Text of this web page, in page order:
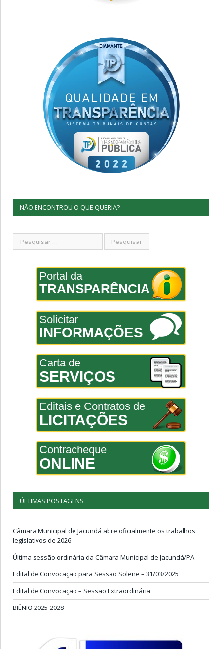
NÃO ENCONTROU O QUE QUERIA?
Portal da
TRANSPARÊNCIA
Solicitar
INFORMAÇÕES
Carta de
SERVIÇOS
Editais e Contratos de
LICITAÇÕES
Contracheque
ONLINE
ÚLTIMAS POSTAGENS
Câmara Municipal de Jacundá abre oficialmente os trabalhos
legislativos de 2026
Última sessão ordinária da Câmara Municipal de Jacundá/PA
Edital de Convocação para Sessão Solene – 31/03/2025
Edital de Convocação – Sessão Extraordinária
BIÊNIO 2025-2028